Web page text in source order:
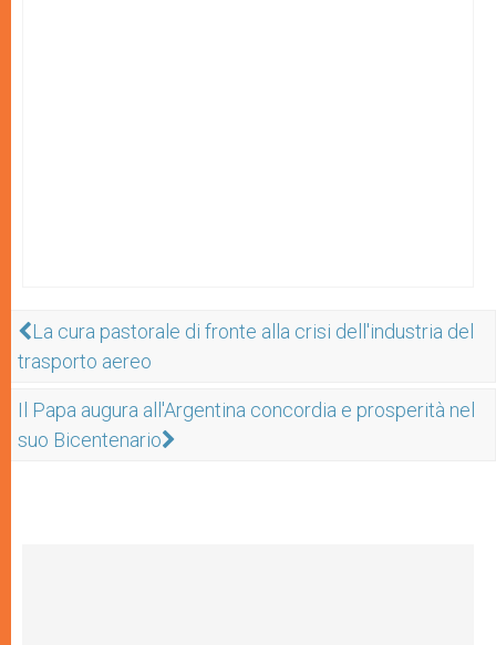
La cura pastorale di fronte alla crisi dell'industria del
trasporto aereo
Il Papa augura all'Argentina concordia e prosperità nel
suo Bicentenario